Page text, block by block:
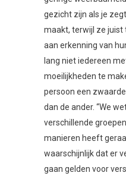
gezicht zijn als je
maakt, terwijl ze
aan erkenning van
lang niet iedereen
moeilijkheden te
persoon een
dan de ander. “We
verschillende
manieren heeft
waarschijnlijk dat er
gaan gelden voor